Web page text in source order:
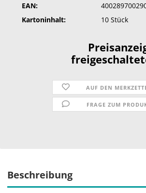
EAN:
Kartoninhalt:
10 Stück
AUF DEN
FRAGE ZUM
Beschreibung